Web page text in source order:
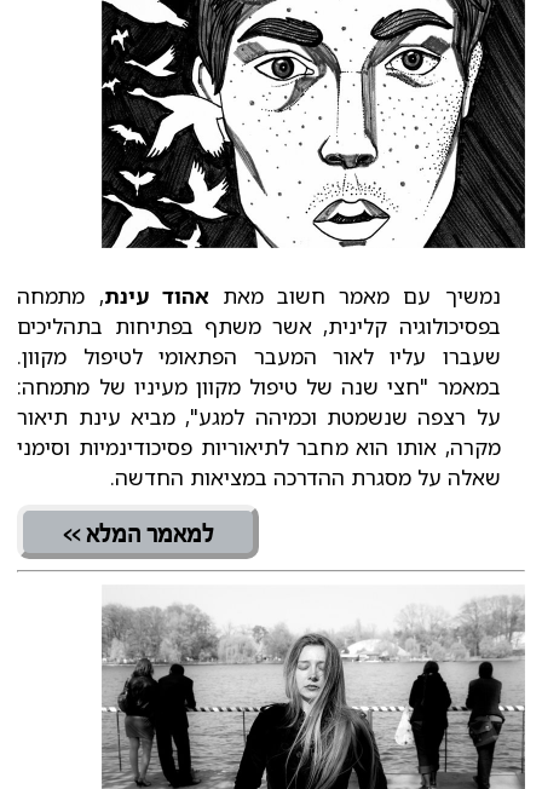
נמשיך עם מאמר חשוב מאתאהוד עינת, מתמחה
בפסיכולוגיה קלינית, אשר משתף בפתיחות בתהליכים
שעברו עליו לאור המעבר הפתאומי לטיפול מקוון.
במאמר "חצי שנה של טיפול מקוון מעיניו של מתמחה:
על רצפה שנשמטת וכמיהה למגע", מביא עינת תיאור
מקרה, אותו הוא מחבר לתיאוריות פסיכודינמיות וסימני
שאלה על מסגרת ההדרכה במציאות החדשה.
למאמר המלא >>